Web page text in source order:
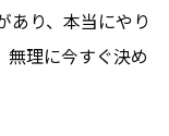
あり、本当にやり
無理に今すぐ決め